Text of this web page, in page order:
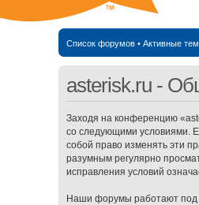
Список форумов• Активные
asterisk.ru -
Заходя на конференцию
со следующими условиями.
собой право изменять эти
разумным регулярно
исправления условий
Наши форумы работают под